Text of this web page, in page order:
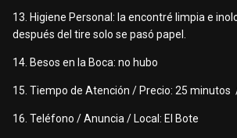
13. Higiene Personal: la encontré limpia e
después del tire solo se pasó papel.
14. Besos en la Boca: no hubo
15. Tiempo de Atención / Precio: 25 minutos
16. Teléfono / Anuncia / Local: El Bote